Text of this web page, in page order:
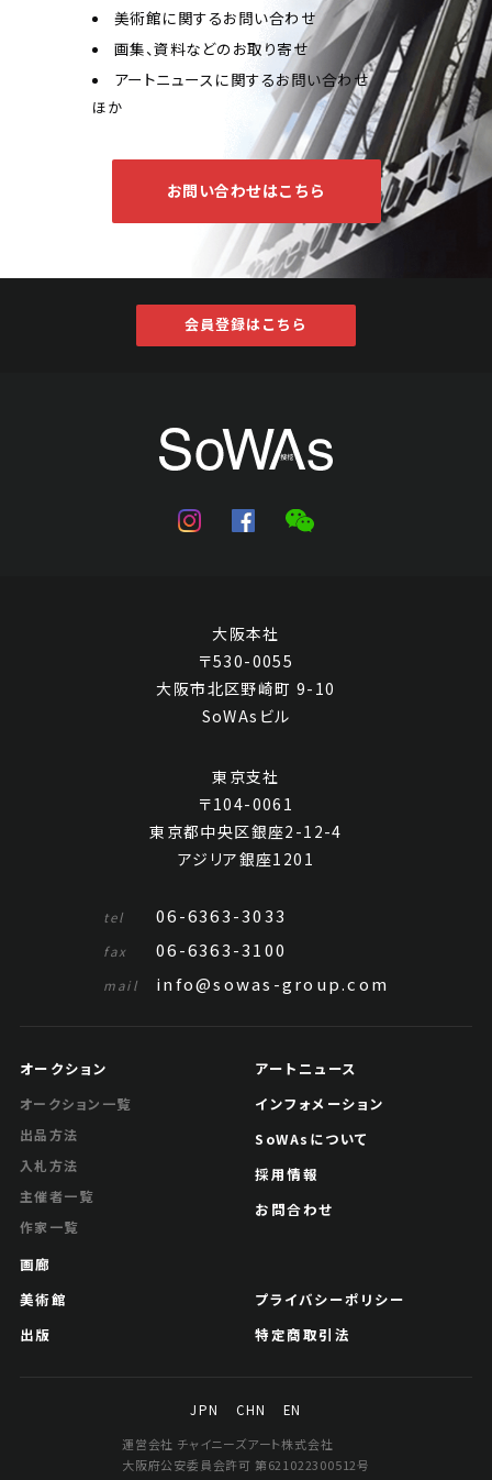
美術館に関するお問い合わせ
画集、資料などのお取り寄せ
アートニュースに関するお問い合わせ
ほか
お問い合わせはこちら
会員登録はこちら
大阪本社
〒530-0055
大阪市北区野崎町 9-10
SoWAsビル
東京支社
〒104-0061
東京都中央区銀座2-12-4
アジリア銀座1201
tel 06-6363-3033
fax 06-6363-3100
mail info@sowas-group.com
オークション
オークション一覧
出品方法
入札方法
主催者一覧
作家一覧
画廊
美術館
出版
アートニュース
インフォメーション
SoWAsについて
採用情報
お問合わせ
プライバシーポリシー
特定商取引法
JPN CHN
EN
運営会社 チャイニーズアート株式会社
大阪府公安委員会許可 第621022300512号